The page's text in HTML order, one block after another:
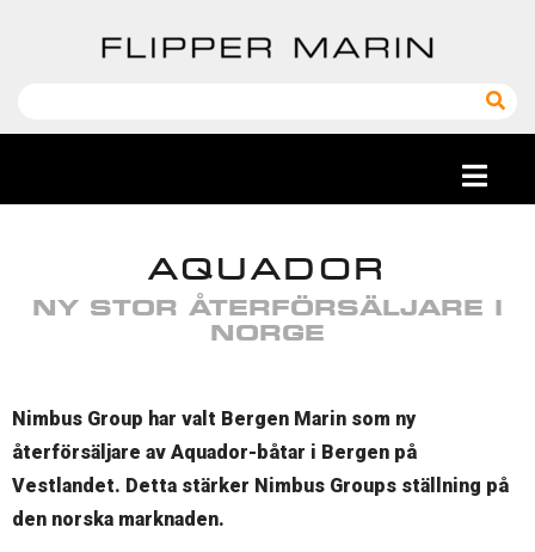
AQUADOR
NY STOR ÅTERFÖRSÄLJARE I
NORGE
Nimbus Group har valt Bergen Marin som ny
återförsäljare av Aquador-båtar i Bergen på
Vestlandet. Detta stärker Nimbus Groups ställning på
den norska marknaden.